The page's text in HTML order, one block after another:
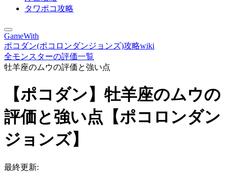
タワポコ攻略
GameWith
ポコダン(ポコロンダンジョンズ)攻略wiki
全モンスターの評価一覧
牡羊座のムウの評価と強い点
【ポコダン】牡羊座のムウの
評価と強い点【ポコロンダン
ジョンズ】
最終更新: